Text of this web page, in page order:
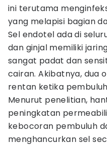
ini terutama
yang melapisi bagian
Sel endotel ada di
dan ginjal memiliki
sangat padat dan
cairan. Akibatnya, dua
rentan ketika
Menurut penelitian,
peningkatan
kebocoran pembuluh
menghancurkan sel